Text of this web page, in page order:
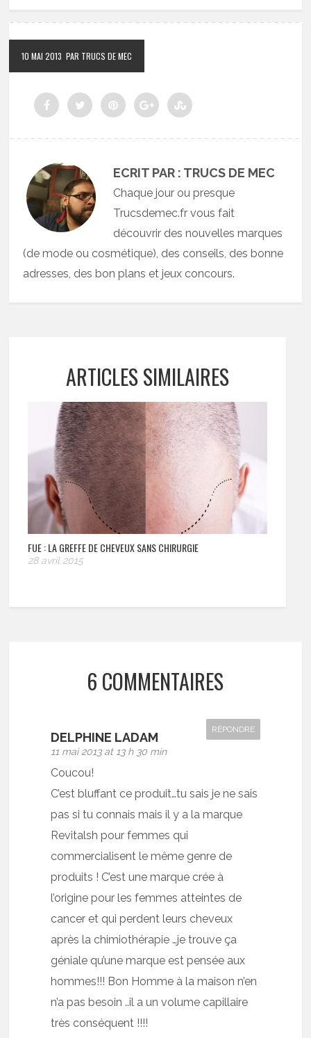
10 MAI 2013 PAR TRUCS DE MEC
ECRIT PAR : TRUCS DE MEC
Chaque jour ou presque
Trucsdemec.fr vous fait
découvrir des nouvelles marques
(de mode ou cosmétique), des conseils, des bonne
adresses, des bon plans et jeux concours.
ARTICLES SIMILAIRES
FUE : LA GREFFE DE CHEVEUX SANS CHIRURGIE
28 avril 2015
6 COMMENTAIRES
DELPHINE LADAM
11 mai 2013 at 13 h 30 min
RÉPONDRE
Coucou!
C’est bluffant ce produit…tu sais je ne sais
pas si tu connais mais il y a la marque
Revitalsh pour femmes qui
commercialisent le même genre de
produits ! C’est une marque crée à
l’origine pour les femmes atteintes de
cancer et qui perdent leurs cheveux
après la chimiothérapie …je trouve ça
géniale qu’une marque est pensée aux
hommes!!! Bon Homme à la maison n’en
n’a pas besoin ..il a un volume capillaire
très conséquent !!!!